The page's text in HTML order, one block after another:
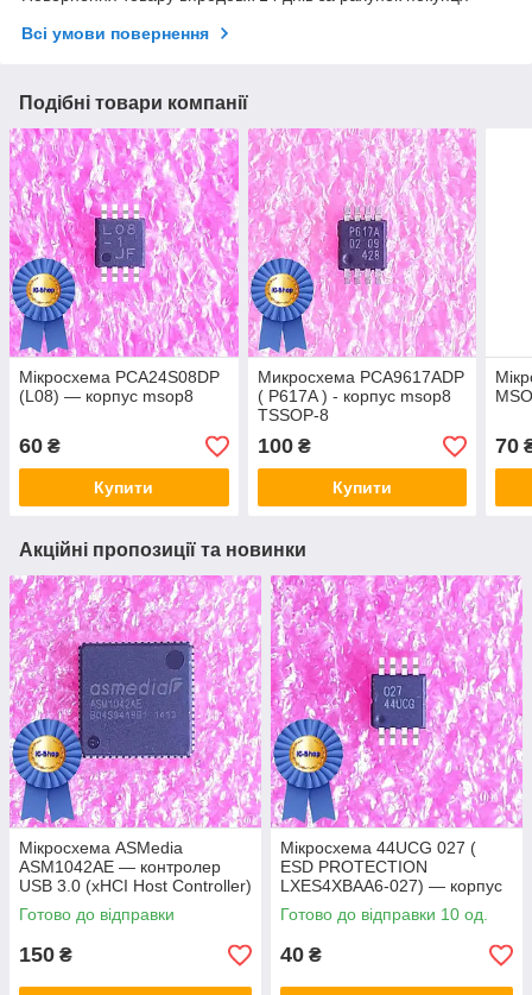
Всі умови повернення
Подібні товари компанії
Мікросхема PCA24S08DP
(L08) — корпус msop8
60 ₴
Купити
Микросхема PCA9617ADP
( P617A ) - корпус msop8
TSSOP-8
100₴
Купити
70
Акційні пропозиції та новинки
Мікросхема ASMedia
ASM1042AE — контролер
USB 3.0 (xHCI Host Controller)
Готово до відправки
150 ₴
Мікросхема 44UCG 027 (
ESD PROTECTION
LXES4XBAA6-027) — корпус
msop8
Готово до відправки 10 од.
40 ₴